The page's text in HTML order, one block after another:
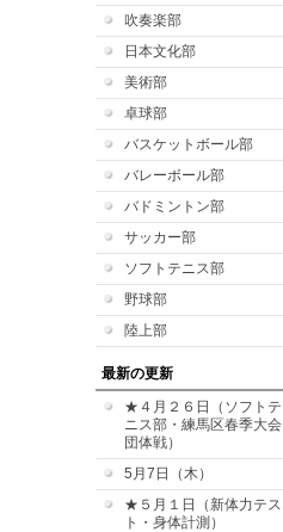
吹奏楽部
日本文化部
美術部
卓球部
バスケットボール部
バレーボール部
バドミントン部
サッカー部
ソフトテニス部
野球部
陸上部
最新の更新
★４月２６日（ソフトテ
ニス部・練馬区春季大会
団体戦）
5月7日（木）
★５月１日（新体力テス
ト・身体計測）